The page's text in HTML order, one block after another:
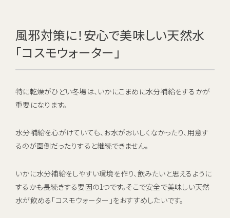
風邪対策に！安心で美味しい天然水
「コスモウォーター」
特に乾燥がひどい冬場は、いかにこまめに水分補給をするかが
重要になります。
水分補給を心がけていても、お水がおいしくなかったり、用意す
るのが面倒だったりすると継続できません。
いかに水分補給をしやすい環境を作り、飲みたいと思えるように
するかも長続きする要因の1つです。そこで安全で美味しい天然
水が飲める「コスモウォーター」をおすすめしたいです。